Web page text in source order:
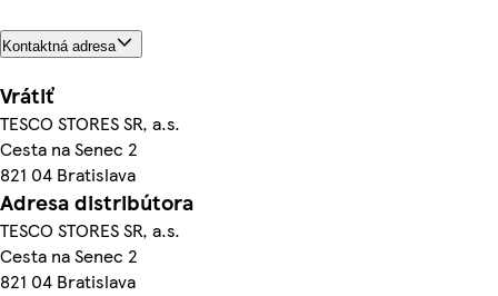
Kontaktná adresa
Vrátiť
TESCO STORES SR, a.s.
Cesta na Senec 2
821 04 Bratislava
Adresa distribútora
TESCO STORES SR, a.s.
Cesta na Senec 2
821 04 Bratislava